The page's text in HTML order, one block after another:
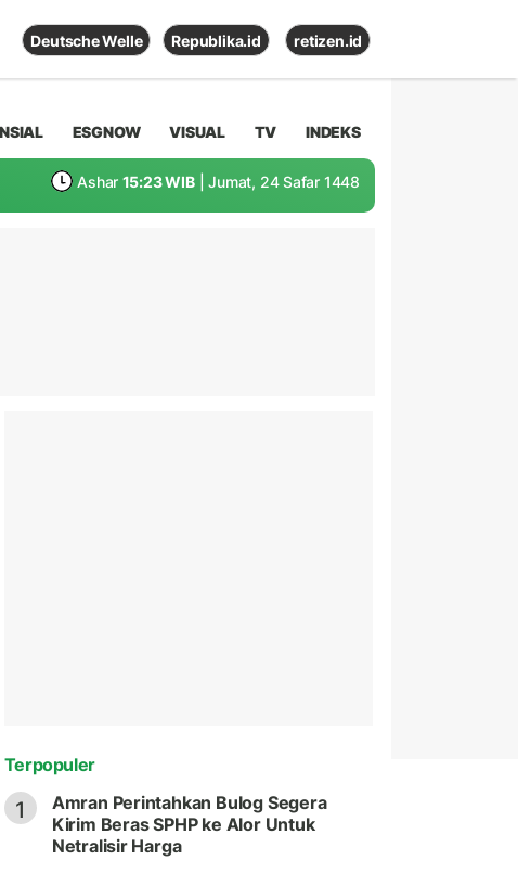
Deutsche Welle Republika.id retizen.id
ESGNOW VISUAL TV INDEKS
Ashar 15:23 WIB | Jumat, 24 Safar 1448
Terpopuler
1
Amran Perintahkan Bulog Segera
Kirim Beras SPHP ke Alor Untuk
Netralisir Harga